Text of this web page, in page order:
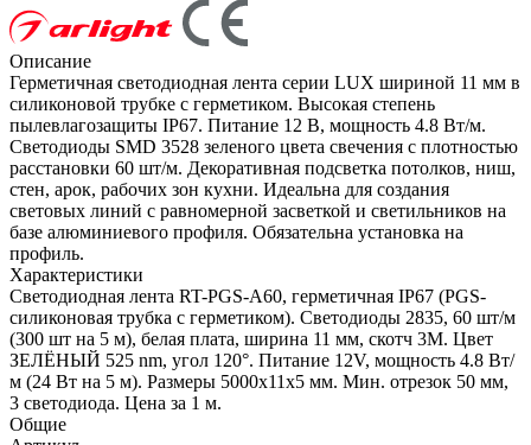
Описание
Герметичная светодиодная лента серии LUX шириной 11 мм в
силиконовой трубке с герметиком. Высокая степень
пылевлагозащиты IP67. Питание 12 В, мощность 4.8 Вт/м.
Светодиоды SMD 3528 зеленого цвета свечения с плотностью
расстановки 60 шт/м. Декоративная подсветка потолков, ниш,
стен, арок, рабочих зон кухни. Идеальна для создания
световых линий с равномерной засветкой и светильников на
базе алюминиевого профиля. Обязательна установка на
профиль.
Характеристики
Светодиодная лента RT-PGS-A60, герметичная IP67 (PGS-
силиконовая трубка с герметиком). Светодиоды 2835, 60 шт/м
(300 шт на 5 м), белая плата, ширина 11 мм, скотч 3M. Цвет
ЗЕЛЁНЫЙ 525 nm, угол 120°. Питание 12V, мощность 4.8 Вт/
м (24 Вт на 5 м). Размеры 5000x11x5 мм. Мин. отрезок 50 мм,
3 светодиода. Цена за 1 м.
Общие